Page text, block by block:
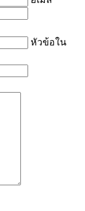
หัวข้อใน